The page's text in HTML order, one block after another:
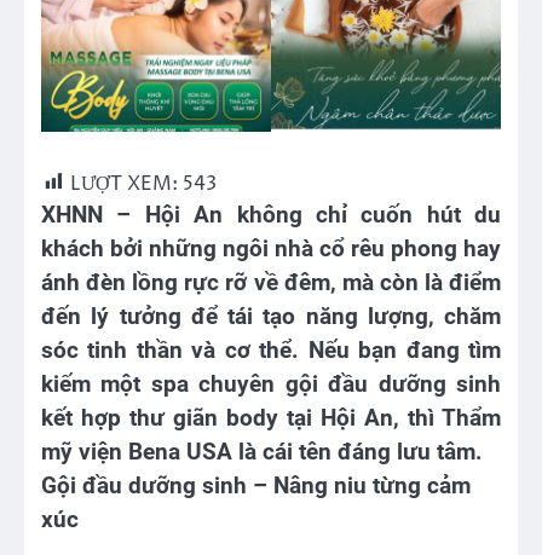
LƯỢT XEM: 543
XHNN – Hội An không chỉ cuốn hút du
khách bởi những ngôi nhà cổ rêu phong hay
ánh đèn lồng rực rỡ về đêm, mà còn là điểm
đến lý tưởng để tái tạo năng lượng, chăm
sóc tinh thần và cơ thể. Nếu bạn đang tìm
kiếm một spa chuyên gội đầu dưỡng sinh
kết hợp thư giãn body tại Hội An, thì Thẩm
mỹ viện Bena USA là cái tên đáng lưu tâm.
Gội đầu dưỡng sinh – Nâng niu từng cảm
xúc